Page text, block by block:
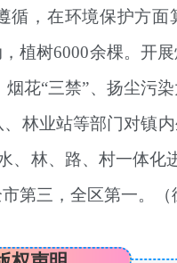
循，在环境保护方面
植树6000余棵。开
花“三禁”、扬尘污
林业站等部门对镇
、林、路、村一体化
第三，全区第一。（